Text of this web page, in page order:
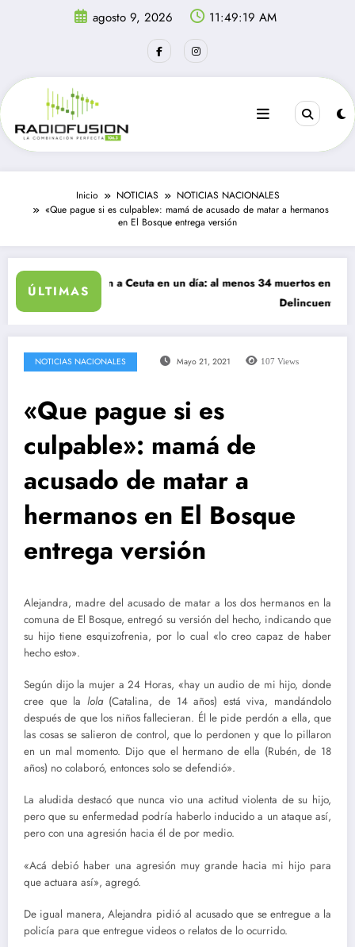
agosto 9, 2026 11:49:19 AM
Inicio NOTICIAS
NOTICIAS NACIONALES
«Que pague si es culpable»: mamá de acusado de matar a hermanos
en El Bosque entrega versión
ÚLTIMAS
ingresan a Ceuta en un día: al menos 34 muertos en la crisis.
Delincuentes
NOTICIAS NACIONALES Mayo 21, 2021 107 Views
«Que pague si es
culpable»: mamá de
acusado de matar a
hermanos en El Bosque
entrega versión
Alejandra, madre del acusado de matar a los dos hermanos en la
comuna de El Bosque, entregó su versión del hecho, indicando que
su hijo tiene esquizofrenia, por lo cual «lo creo capaz de haber
hecho esto».
Según dijo la mujer a 24 Horas, «hay un audio de mi hijo, donde
cree que la lola(Catalina, de 14 años) está viva, mandándolo
después de que los niños fallecieran. Él le pide perdón a ella, que
las cosas se salieron de control, que lo perdonen y que lo pillaron
en un mal momento. Dijo que el hermano de ella (Rubén, de 18
años) no colaboró, entonces solo se defendió».
La aludida destacó que nunca vio una actitud violenta de su hijo,
pero que su enfermedad podría haberlo inducido a un ataque así,
pero con una agresión hacia él de por medio.
«Acá debió haber una agresión muy grande hacia mi hijo para
que actuara así», agregó.
De igual manera, Alejandra pidió al acusado que se entregue a la
policía para que entregue videos o relatos de lo ocurrido.